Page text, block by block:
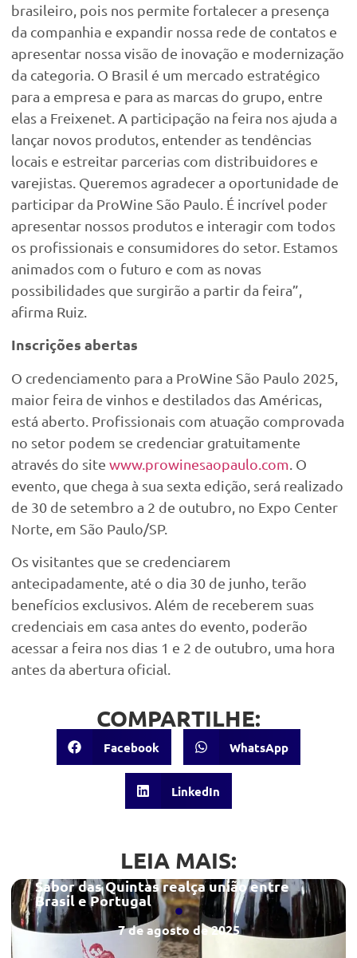
brasileiro, pois nos permite fortalecer a presença
da companhia e expandir nossa rede de contatos e
apresentar nossa visão de inovação e modernização
da categoria. O Brasil é um mercado estratégico
para a empresa e para as marcas do grupo, entre
elas a Freixenet. A participação na feira nos ajuda a
lançar novos produtos, entender as tendências
locais e estreitar parcerias com distribuidores e
varejistas. Queremos agradecer a oportunidade de
participar da ProWine São Paulo. É incrível poder
apresentar nossos produtos e interagir com todos
os profissionais e consumidores do setor. Estamos
animados com o futuro e com as novas
possibilidades que surgirão a partir da feira”,
afirma Ruiz.
Inscrições abertas
O credenciamento para a ProWine São Paulo 2025,
maior feira de vinhos e destilados das Américas,
está aberto. Profissionais com atuação comprovada
no setor podem se credenciar gratuitamente
através do site www.prowinesaopaulo.com . O
evento, que chega à sua sexta edição, será realizado
de 30 de setembro a 2 de outubro, no Expo Center
Norte, em São Paulo/SP.
Os visitantes que se credenciarem
antecipadamente, até o dia 30 de junho, terão
benefícios exclusivos. Além de receberem suas
credenciais em casa antes do evento, poderão
acessar a feira nos dias 1 e 2 de outubro, uma hora
antes da abertura oficial.
COMPARTILHE:
Facebook WhatsApp
LinkedIn
LEIA MAIS:
Sabor das Quintas realça união entre
Brasil e Portugal
7 de agosto de 2025